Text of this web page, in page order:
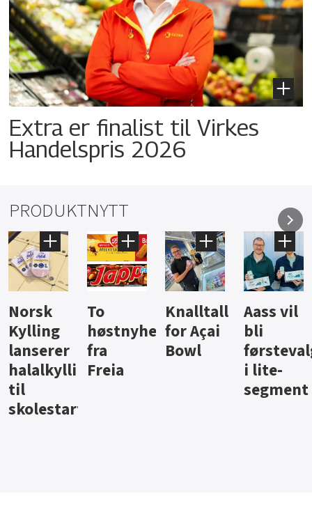
Extra er finalist til Virkes
Handelspris 2026
PRODUKTNYTT
Knalltall
for Açai
Bowl
Aass vil
bli
førstevalg
i lite-
Brus og
jus fra
Berentsen
Hard
iste fra
Hansa